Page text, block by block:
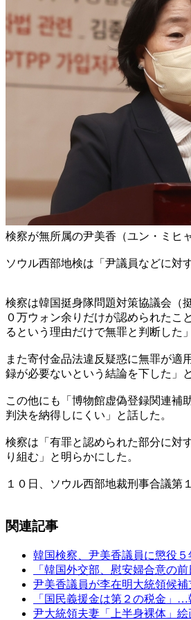
検察が無所属の尹美香（ユン・ミヒ
ソウル西部地検は「尹議員などに対
検察は韓国挺身隊問題対策協議会（
０万ウォン余りだけが認められたこ
るという理由だけで無罪と判断した
また寄付金品法違反疑惑に無罪が適
録が必要ないという結論を下した」
この他にも「博物館虚偽登録関連補
判決を納得しにくい」と話した。
検察は「有罪と認められた部分に対
り組む」と明らかにした。
１０日、ソウル西部地裁刑事合議第
関連記事
韓国検察、尹美香議員に懲役
「韓国外交部、慰安婦合意の
尹美香議員が李在明大統領候
「国民義援金は第２の税金」
尹大統領夫妻「上半身裸体」